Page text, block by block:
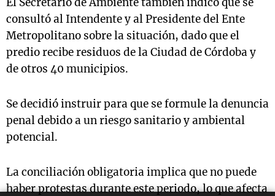
consultó al Intendente y al Presidente del Ente
Metropolitano sobre la situación, dado que el
predio recibe residuos de la Ciudad de Córdoba y
de otros 40 municipios.
Se decidió instruir para que se formule la denuncia
penal debido a un riesgo sanitario y ambiental
potencial.
La conciliación obligatoria implica que no puede
haber protestas durante este periodo, lo que afecta